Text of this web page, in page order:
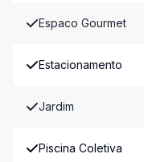
Espaco Gourmet
Estacionamento
Jardim
Piscina Coletiva